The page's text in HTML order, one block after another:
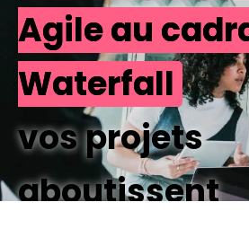
Agile au
Waterfall
vos projets
aboutissent